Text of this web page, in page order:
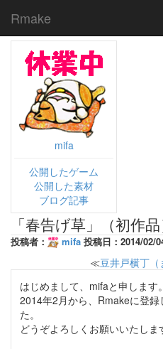
Rmake
mifa
公開したゲーム
公開した素材
ブログ記事
「春告げ草」（初作
投稿者： mifa 投稿日：2014/02/
≪豆井戸横丁（
はじめまして、mifaと申します。
2014年2月から、Rmakeに登
た。
どうぞよろしくお願いいたしま